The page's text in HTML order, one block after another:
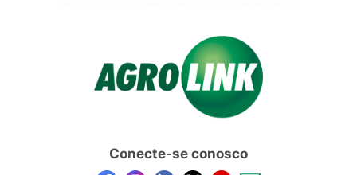
Conecte-se conosco